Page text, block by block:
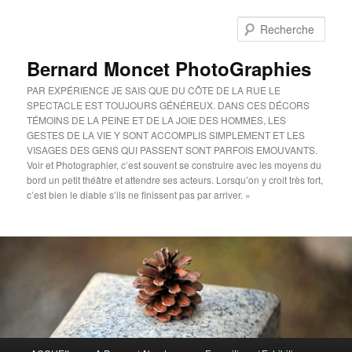
Bernard Moncet PhotoGraphies
PAR EXPÉRIENCE JE SAIS QUE DU CÔTE DE LA RUE LE
SPECTACLE EST TOUJOURS GÉNÉREUX. DANS CES DÉCORS
TÉMOINS DE LA PEINE ET DE LA JOIE DES HOMMES, LES
GESTES DE LA VIE Y SONT ACCOMPLIS SIMPLEMENT ET LES
VISAGES DES GENS QUI PASSENT SONT PARFOIS EMOUVANTS.
Voir et Photographier, c’est souvent se construire avec les moyens du
bord un petit théâtre et attendre ses acteurs. Lorsqu’on y croit très fort,
c’est bien le diable s’ils ne finissent pas par arriver. »